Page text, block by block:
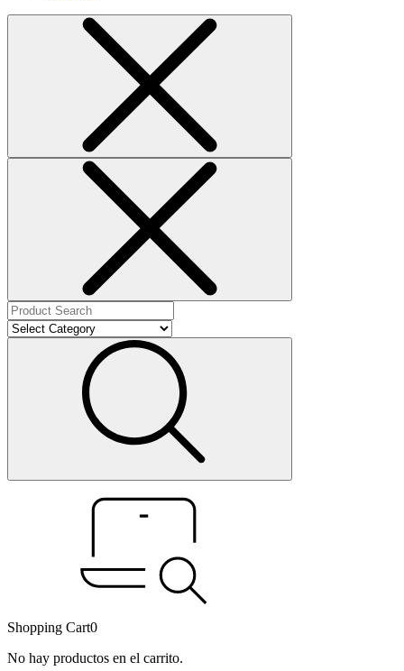
Shopping Cart0
No hay productos en el carrito.